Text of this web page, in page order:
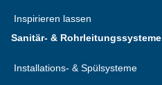
Inspirieren lassen
Sanitär- & Rohrleitungssysteme
Installations- & Spülsysteme